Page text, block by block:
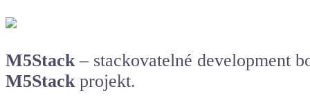
M5Stack– stackovatelné development
M5Stack projekt.